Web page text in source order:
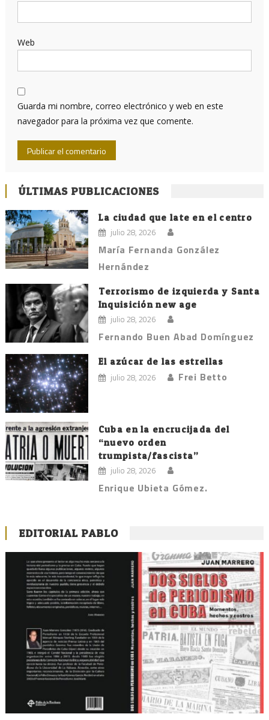
Web
Guarda mi nombre, correo electrónico y web en este
navegador para la próxima vez que comente.
ÚLTIMAS PUBLICACIONES
La ciudad que late en el centro
julio 28, 2026
María Fernanda González
Hernández
Terrorismo de izquierda y Santa
Inquisición new age
julio 28, 2026
Fernando Buen Abad Domínguez
El azúcar de las estrellas
julio 28, 2026 Frei Betto
Cuba en la encrucijada del
“nuevo orden
trumpista/fascista”
julio 28, 2026
Enrique Ubieta Gómez.
EDITORIAL PABLO